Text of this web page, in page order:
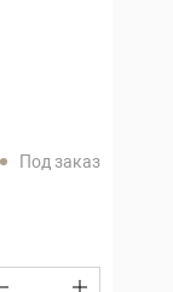
Под заказ